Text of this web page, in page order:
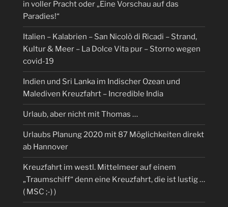
in voller Pracht oder „Eine Vorschau auf das
Paradies!“
Italien – Kalabrien – San Nicolò di Ricadi – Strand,
Kultur & Meer – La Dolce Vita pur – Storno wegen
covid-19
Indien und Sri Lanka im Indischer Ozean und
Malediven Kreuzfahrt – Incredible India
Urlaub, aber nicht mit Thomas …
Urlaubs Planung 2020 mit 87 Möglichkeiten direkt
ab Hannover
Kreuzfahrt im westl. Mittelmeer auf einem
„Traumschiff“ denn eine Kreuzfahrt, die ist lustig …
( MSC ;-) )